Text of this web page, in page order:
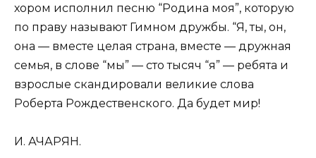
хором исполнил песню “Родина моя”, которую
по праву называют Гимном дружбы. “Я, ты, он,
она — вместе целая страна, вместе — дружная
семья, в слове “мы” — сто тысяч “я” — ребята и
взрослые скандировали великие слова
Роберта Рождественского. Да будет мир!
И. АЧАРЯН.